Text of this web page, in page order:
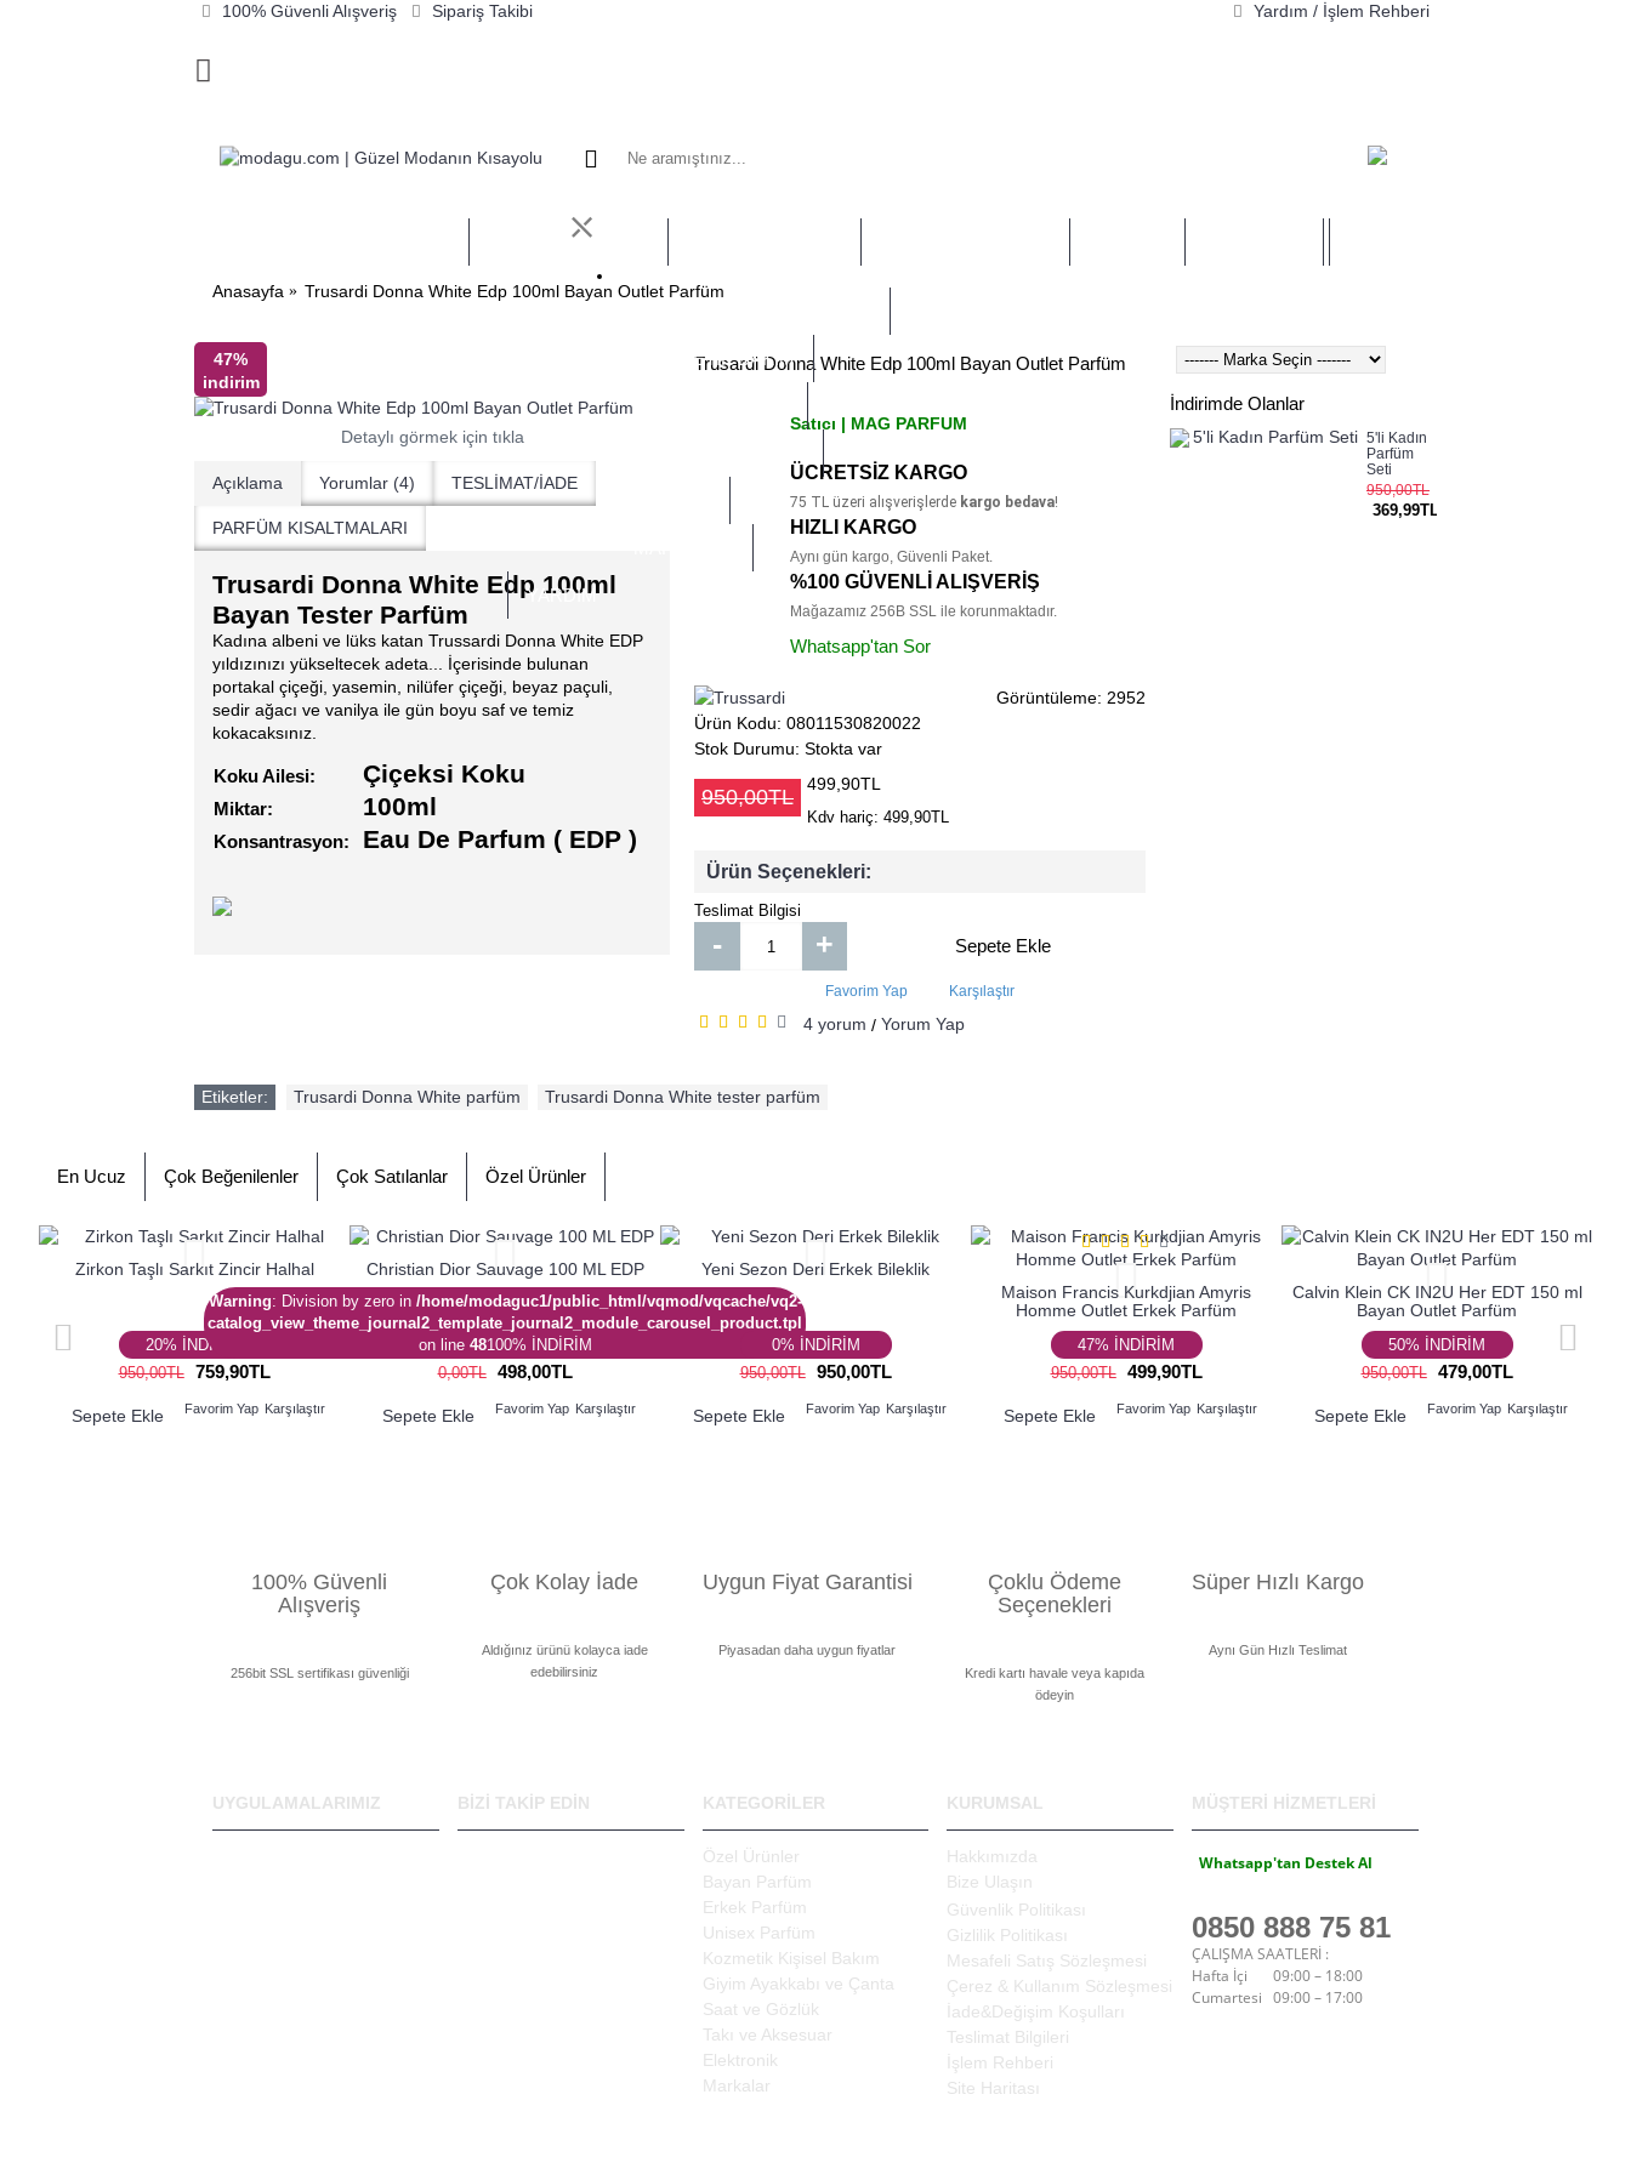
100% Güvenli Alışveriş Sipariş Takibi Yardım / İşlem Rehberi
⤬
KOZMETİK BAKIM
YARDIM
KOZMETİK BAKIM
Anasayfa Trusardi Donna White Edp 100ml Bayan Outlet Parfüm
İndirimde Olanlar
5'li Kadın
Parfüm
Seti
950,00TL
369,99TL
47%
indirim
Detaylı görmek için tıkla
Açıklama Yorumlar (4) TESLİMAT/İADE
PARFÜM KISALTMALARI
Trusardi Donna White Edp 100ml
Bayan Tester Parfüm
Kadına albeni ve lüks katan Trussardi Donna White EDP
yıldızınızı yükseltecek adeta... İçerisinde bulunan
portakal çiçeği, yasemin, nilüfer çiçeği, beyaz paçuli,
sedir ağacı ve vanilya ile gün boyu saf ve temiz
kokacaksınız.
Koku Ailesi: Çiçeksi Koku
Miktar: 100ml
Konsantrasyon: Eau De Parfum ( EDP )
Trusardi Donna White Edp 100ml Bayan Outlet Parfüm
Satıcı | MAG PARFUM
ÜCRETSİZ KARGO
75 TL üzeri alışverişlerde kargo bedava!
HIZLI KARGO
Aynı gün kargo, Güvenli Paket.
%100 GÜVENLİ ALIŞVERİŞ
Mağazamız 256B SSL ile korunmaktadır.
Whatsapp'tan Sor
Görüntüleme: 2952
Ürün Kodu: 08011530820022
Stok Durumu: Stokta var
950,00TL
499,90TL
Kdv hariç: 499,90TL
Ürün Seçenekleri:
Teslimat Bilgisi
- + Sepete Ekle
Favorim Yap Karşılaştır
4 yorum / Yorum Yap
Etiketler: Trusardi Donna White parfüm Trusardi Donna White tester parfüm
En Ucuz Çok Beğenilenler Çok Satılanlar Özel Ürünler
Zirkon Taşlı Sarkıt Zincir Halhal
20% İNDİRİM
950,00TL
759,90TL
Sepete Ekle Favorim Yap Karşılaştır
Christian Dior Sauvage 100 ML EDP
Warning: Division by zero in /home/modaguc1/public_html/vqmod/vqcache/vq2-
catalog_view_theme_journal2_template_journal2_module_carousel_product.tpl
on line 48100% İNDİRİM
0,00TL
498,00TL
Sepete Ekle Favorim Yap Karşılaştır
Yeni Sezon Deri Erkek Bileklik
0% İNDİRİM
950,00TL
950,00TL
Sepete Ekle Favorim Yap Karşılaştır
Maison Francis Kurkdjian Amyris
Homme Outlet Erkek Parfüm
47% İNDİRİM
950,00TL
499,90TL
Sepete Ekle Favorim Yap Karşılaştır
Calvin Klein CK IN2U Her EDT 150 ml
Bayan Outlet Parfüm
50% İNDİRİM
950,00TL
479,00TL
Sepete Ekle Favorim Yap Karşılaştır
100% Güvenli
Alışveriş
256bit SSL sertifikası güvenliği
Çok Kolay İade
Aldığınız ürünü kolayca iade
edebilirsiniz
Uygun Fiyat Garantisi
Piyasadan daha uygun fiyatlar
Çoklu Ödeme
Seçenekleri
Kredi kartı havale veya kapıda
ödeyin
Süper Hızlı Kargo
Aynı Gün Hızlı Teslimat
UYGULAMALARIMIZ BIZI TAKIP EDIN KATEGORILER
Özel Ürünler
Bayan Parfüm
Erkek Parfüm
Unisex Parfüm
Kozmetik Kişisel Bakım
Giyim Ayakkabı ve Çanta
Saat ve Gözlük
Takı ve Aksesuar
Elektronik
Markalar
KURUMSAL
Hakkımızda
Bize Ulaşın
Güvenlik Politikası
Gizlilik Politikası
Mesafeli Satış Sözleşmesi
Çerez & Kullanım Sözleşmesi
İade&Değişim Koşulları
Teslimat Bilgileri
İşlem Rehberi
Site Haritası
MÜŞTERI HIZMETLERI
Whatsapp'tan Destek Al
0850 888 75 81
ÇALIŞMA SAATLERİ :
Hafta İçi 09:00 – 18:00
Cumartesi 09:00 – 17:00